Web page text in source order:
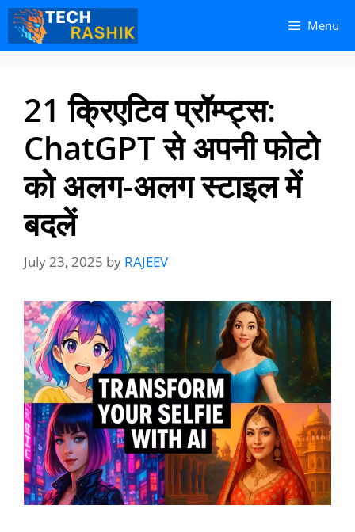
Skip
content
Skip
content
Menu
21 क्रिएटिव प्रॉम्प्ट्स:
ChatGPT से अपनी फोटो
को अलग-अलग स्टाइल में
बदलें
July 23, 2025 by RAJEEV